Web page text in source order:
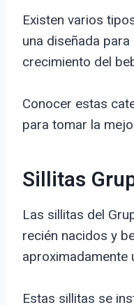
Existen varios
una diseñada
crecimiento del
Conocer estas
para tomar la
Sillitas
Las sillitas del
recién nacidos y
aproximadamente
Estas sillitas se